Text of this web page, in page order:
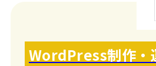
WordPress制作・